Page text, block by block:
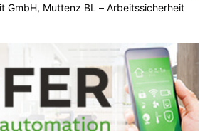
GmbH, Muttenz BL – Arbeitssicherheit